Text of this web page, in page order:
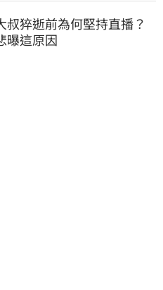
叔猝逝前為何堅持直播？
曝這原因